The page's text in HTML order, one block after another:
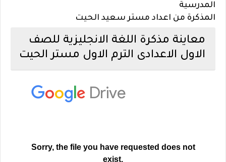
المدرسية
المذكرة من اعداد مستر سعيد الحيت
معاينة مذكرة اللغة الانجليزية للصف
الاول الاعدادى الترم الاول مستر الحيت